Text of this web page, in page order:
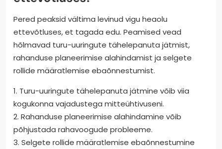
Pered peaksid vältima levinud vigu heaolu
ettevõtluses, et tagada edu. Peamised vead
hõlmavad turu-uuringute tähelepanuta jätmist,
rahanduse planeerimise alahindamist ja selgete
rollide määratlemise ebaõnnestumist.
1. Turu-uuringute tähelepanuta jätmine võib viia
kogukonna vajadustega mitteühtivuseni.
2. Rahanduse planeerimise alahindamine võib
põhjustada rahavoogude probleeme.
3. Selgete rollide määratlemise ebaõnnestumine